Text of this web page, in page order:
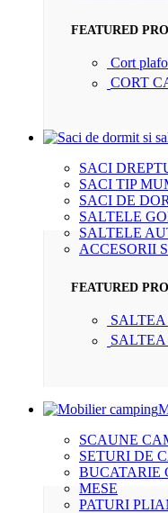
FEATURED
Cort
CORT
SACI
SACI TIP
SACI DE
SALTELE
SALTELE
ACCESORII
FEATURED
SCAUNE
SETURI DE
BUCATARIE
MESE
PATURI